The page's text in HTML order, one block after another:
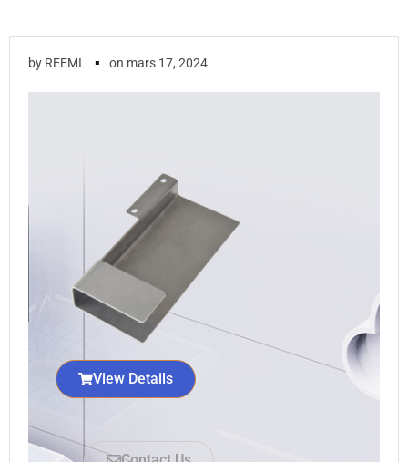
by REEMI ▪ on mars 17, 2024
View Details